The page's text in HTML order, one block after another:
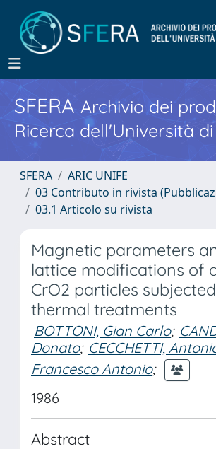
SFERA Archivio dei
Ricerca dell'Università
SFERA
ARIC UNIFE
03 Contributo in rivista
03.1 Articolo su rivista
Magnetic parameters
lattice modifications of
CrO2 particles
thermal treatments
BOTTONI, Gian Carlo;
Donato; CECCHETTI,
Francesco Antonio;
1986
Abstract